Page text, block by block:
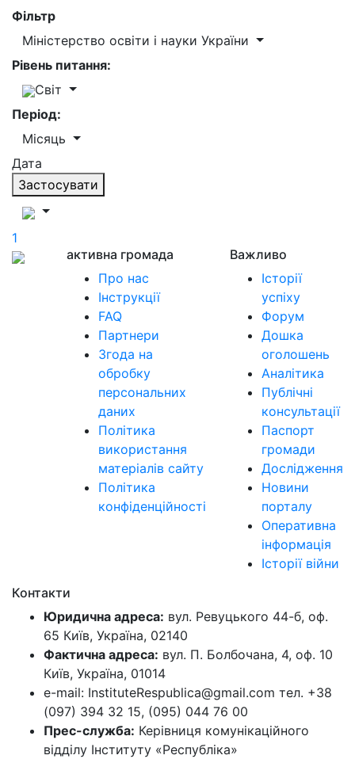
Фільтр
Міністерство освіти і науки України
Рівень питання:
Світ
Період:
Місяць
Дата
Застосувати
1
активна громада
Про нас
Інструкції
FAQ
Партнери
Згода на
обробку
персональних
даних
Політика
використання
матеріалів сайту
Політика
конфіденційності
Важливо
Історії
успіху
Форум
Дошка
оголошень
Аналітика
Публічні
консультації
Паспорт
громади
Дослідження
Новини
порталу
Оперативна
інформація
Історії війни
Контакти
Юридична адреса: вул. Ревуцького 44-б, оф.
65 Київ, Україна, 02140
Фактична адреса: вул. П. Болбочана, 4, оф. 10
Київ, Україна, 01014
e-mail: InstituteRespublica@gmail.com тел. +38
(097) 394 32 15, (095) 044 76 00
Прес-служба: Керівниця комунікаційного
відділу Інституту «Республіка»